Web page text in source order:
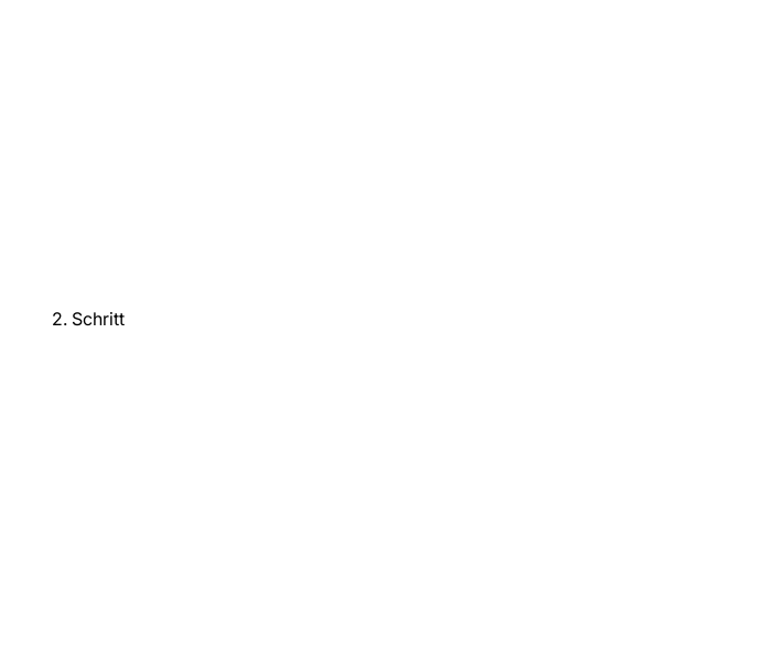
2. Schritt